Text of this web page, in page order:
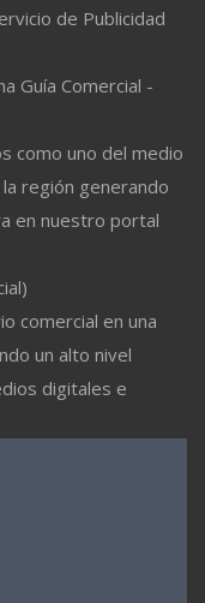
de Publicidad
Guía Comercial -
como uno del medio
región generando
en nuestro portal
comercial en una
un alto nivel
digitales e